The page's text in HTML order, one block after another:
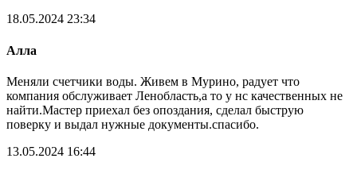
18.05.2024 23:34
Алла
Меняли счетчики воды. Живем в Мурино, радует что
компания обслуживает Ленобласть,а то у нс качественных не
найти.Мастер приехал без опоздания, сделал быструю
поверку и выдал нужные документы.спасибо.
13.05.2024 16:44